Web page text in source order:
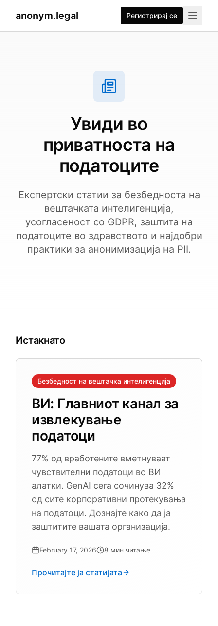
anonym.legal Регистрирај се
Увиди во
приватноста на
податоците
Експертски статии за безбедноста на
вештачката интелигенција,
усогласеност со GDPR, заштита на
податоците во здравството и најдобри
практики за анонимизација на PII.
Истакнато
Безбедност на вештачка интелигенција
ВИ: Главниот канал за
извлекување
податоци
77% од вработените вметнуваат
чувствителни податоци во ВИ
алатки. GenAI сега сочинува 32%
од сите корпоративни протекувања
на податоци. Дознајте како да ја
заштитите вашата организација.
February 17, 2026 8 мин читање
Прочитајте ја статијата